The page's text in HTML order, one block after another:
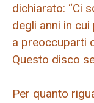
dichiarato: “Ci
degli anni in
a preoccuparti
Questo disco
Per quanto